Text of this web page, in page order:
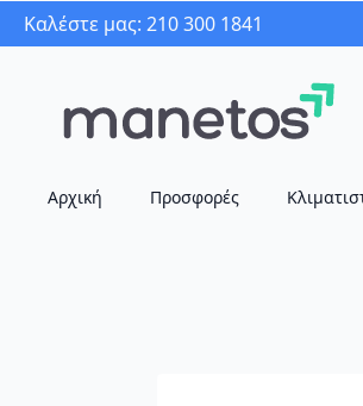
Καλέστε μας: 210 300 1841
Αρχική Προσφορές